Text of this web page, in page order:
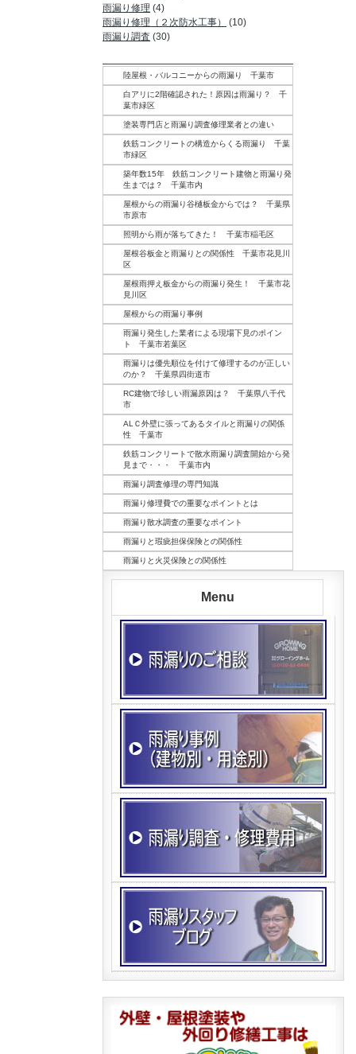
雨漏り修理 (4)
雨漏り修理（２次防水工事）
(10)
雨漏り調査 (30)
陸屋根・バルコニーからの雨漏り 千葉市
白アリに2階確認された！原因は雨漏り？ 千
葉市緑区
塗装専門店と雨漏り調査修理業者との違い
鉄筋コンクリートの構造からくる雨漏り 千葉
市緑区
築年数15年 鉄筋コンクリート建物と雨漏り発
生までは？ 千葉市内
屋根からの雨漏り谷樋板金からでは？ 千葉県
市原市
照明から雨が落ちてきた！ 千葉市稲毛区
屋根谷板金と雨漏りとの関係性 千葉市花見川
区
屋根雨押え板金からの雨漏り発生！ 千葉市花
見川区
屋根からの雨漏り事例
雨漏り発生した業者による現場下見のポイン
ト 千葉市若葉区
雨漏りは優先順位を付けて修理するのが正しい
のか？ 千葉県四街道市
RC建物で珍しい雨漏原因は？ 千葉県八千代
市
ALＣ外壁に張ってあるタイルと雨漏りの関係
性 千葉市
鉄筋コンクリートで散水雨漏り調査開始から発
見まで・・・ 千葉市内
雨漏り調査修理の専門知識
雨漏り修理費での重要なポイントとは
雨漏り散水調査の重要なポイント
雨漏りと瑕疵担保保険との関係性
雨漏りと火災保険との関係性
Menu